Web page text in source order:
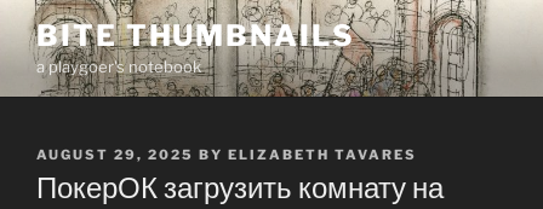
Skip
content
BITE THUMBNAILS
a playgoer's notebook
POSTED
ON
AUGUST 29, 2025 BY ELIZABETH TAVARES
ПокерОК загрузить комнату на